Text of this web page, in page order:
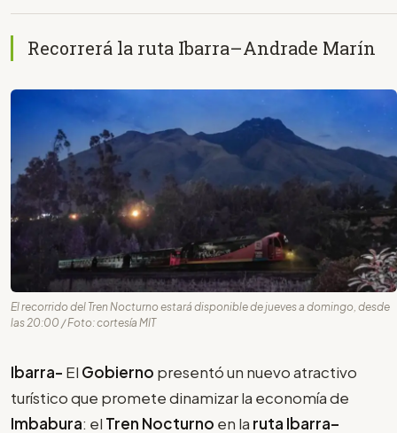
Recorrerá la ruta Ibarra–Andrade Marín
El recorrido del Tren Nocturno estará disponible de jueves a domingo, desde
las 20:00 / Foto: cortesía MIT
Ibarra- El Gobierno presentó un nuevo atractivo
turístico que promete dinamizar la economía de
Imbabura: el Tren Nocturno en la ruta Ibarra–